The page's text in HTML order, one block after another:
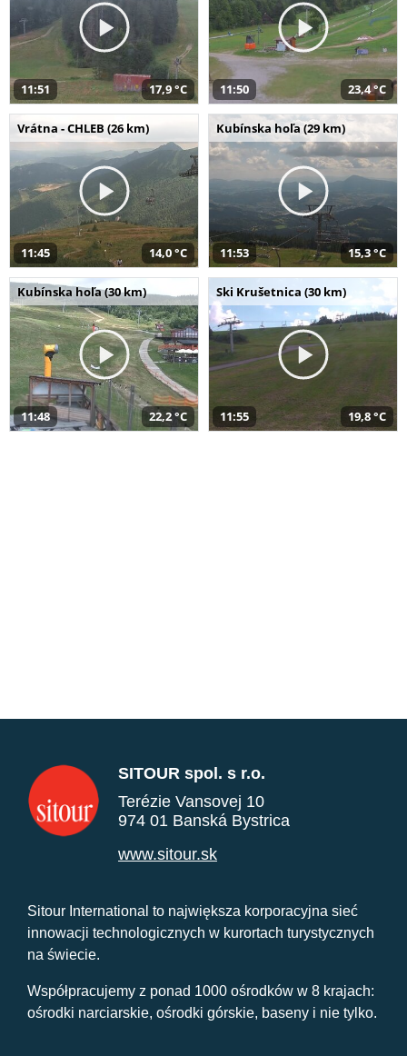
11:51 17,9 °C 11:50 23,4 °C
Vrátna - CHLEB (26 km)
11:45 14,0 °C
Kubínska hoľa (29 km)
11:53 15,3 °C
Kubínska hoľa (30 km)
11:48 22,2 °C
Ski Krušetnica (30 km)
11:55 19,8 °C
SITOUR spol. s r.o.
Terézie Vansovej 10
974 01 Banská Bystrica
www.sitour.sk
Sitour International to największa korporacyjna sieć
innowacji technologicznych w kurortach turystycznych
na świecie.
Współpracujemy z ponad 1000 ośrodków w 8 krajach:
ośrodki narciarskie, ośrodki górskie, baseny i nie tylko.